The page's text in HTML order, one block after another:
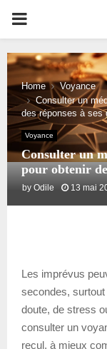
PRIMARY
MENU
Home
Voyance
Consulter un
des réponses à ses
Voyance
Consulter un
pour obtenir
by Odile 13 mai
Les imprévus
secondes,
doute, de stress
consulter un
recul, à mieux